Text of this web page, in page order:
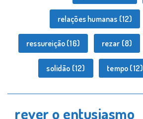
relações humanas (12)
ressureição (16) rezar (8)
solidão (12) tempo (12)
rever o entusiasmo